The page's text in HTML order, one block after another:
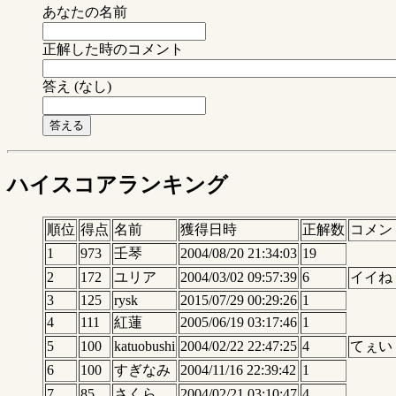
あなたの名前
正解した時のコメント
答え (なし)
ハイスコアランキング
順位 得点 名前 獲得日時 正解数 コメン
1
973 壬琴 2004/08/20 21:34:03 19
2
172 ユリア 2004/03/02 09:57:39 6
イイね
3
125 rysk 2015/07/29 00:29:26 1
4
111 紅蓮 2005/06/19 03:17:46 1
5
100 katuobushi 2004/02/22 22:47:25 4
てぇい
6
100 すぎなみ 2004/11/16 22:39:42 1